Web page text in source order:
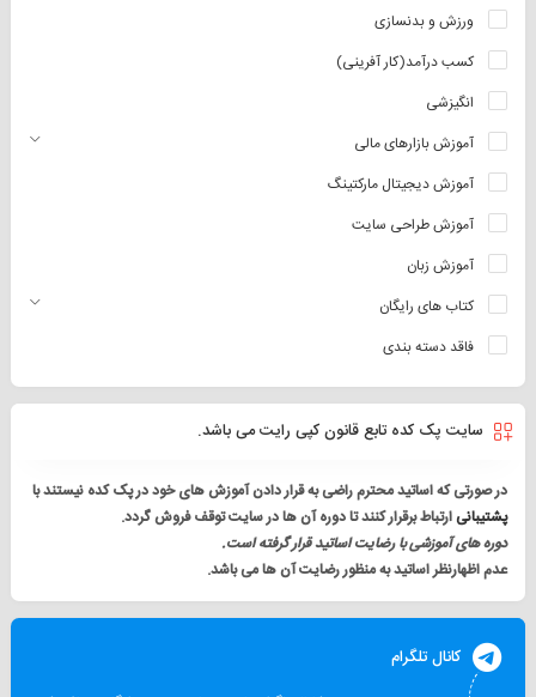
ورزش و بدنسازی
کسب درآمد(کار آفرینی)
انگیزشی
آموزش بازارهای مالی
آموزش دیجیتال مارکتینگ
آموزش طراحی سایت
آموزش زبان
کتاب های رایگان
فاقد دسته بندی
سایت پک کده تابع قانون کپی رایت می باشد.
در صورتی که اساتید محترم راضی به قرار دادن آموزش های خود در پک کده نیستند با
پشتیبانیارتباط برقرار کنند تا دوره آن ها در سایت توقف فروش گردد.
دوره های آموزشی با رضایت اساتید قرار گرفته است.
عدم اظهارنظر اساتید به منظور رضایت آن ها می باشد.
کانال تلگرام